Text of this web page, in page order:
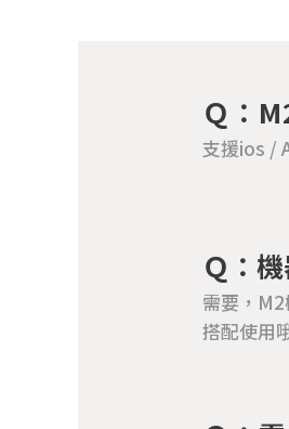
Ｑ：
支援ios /
Ｑ：
需要，
搭配使用